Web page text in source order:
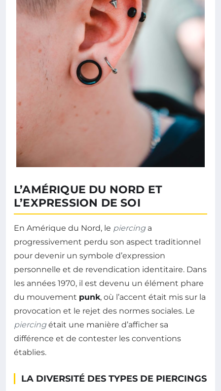
L’AMÉRIQUE DU NORD ET
L’EXPRESSION DE SOI
En Amérique du Nord, le piercinga
progressivement perdu son aspect traditionnel
pour devenir un symbole d’expression
personnelle et de revendication identitaire. Dans
les années 1970, il est devenu un élément phare
du mouvement punk, où l’accent était mis sur la
provocation et le rejet des normes sociales. Le
piercingétait une manière d’afficher sa
différence et de contester les conventions
établies.
LA DIVERSITÉ DES TYPES DE PIERCINGS